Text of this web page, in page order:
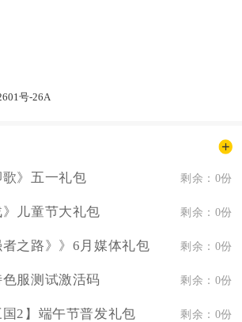
号-26A
歌》五一礼包 剩余：0份
》儿童节大礼包 剩余：0份
者之路》》6月媒体礼包 剩余：0份
色服测试激活码 剩余：0份
国2】端午节普发礼包 剩余：0份